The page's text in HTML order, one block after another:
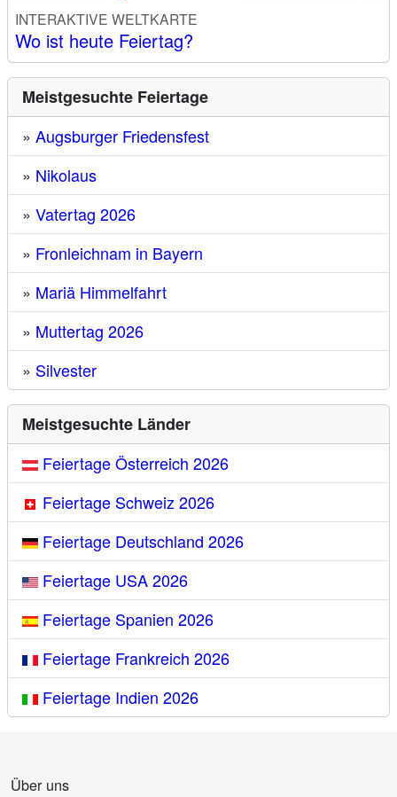
INTERAKTIVE WELTKARTE
Wo ist heute Feiertag?
Meistgesuchte Feiertage
» Augsburger Friedensfest
» Nikolaus
» Vatertag 2026
» Fronleichnam in Bayern
» Mariä Himmelfahrt
» Muttertag 2026
» Silvester
Meistgesuchte Länder
Feiertage Österreich 2026
Feiertage Schweiz 2026
Feiertage Deutschland 2026
Feiertage USA 2026
Feiertage Spanien 2026
Feiertage Frankreich 2026
Feiertage Indien 2026
Über uns